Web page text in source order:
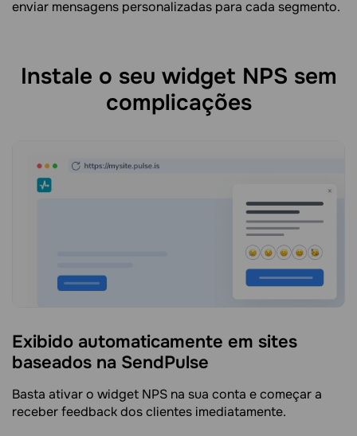
enviar mensagens personalizadas para cada segmento.
Instale o seu widget NPS sem
complicações
Exibido automaticamente em sites
baseados na SendPulse
Basta ativar o widget NPS na sua conta e começar a
receber feedback dos clientes imediatamente.